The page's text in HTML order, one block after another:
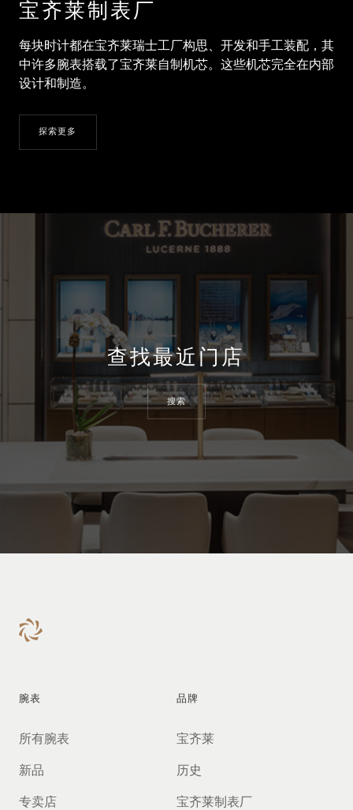
宝齐莱制表厂
每块时计都在宝齐莱瑞士工厂构思、开发和手工装配，其
中许多腕表搭载了宝齐莱自制机芯。这些机芯完全在内部
设计和制造。
探索更多
查找最近门店
搜索
腕表
所有腕表
新品
专卖店
品牌
宝齐莱
历史
宝齐莱制表厂